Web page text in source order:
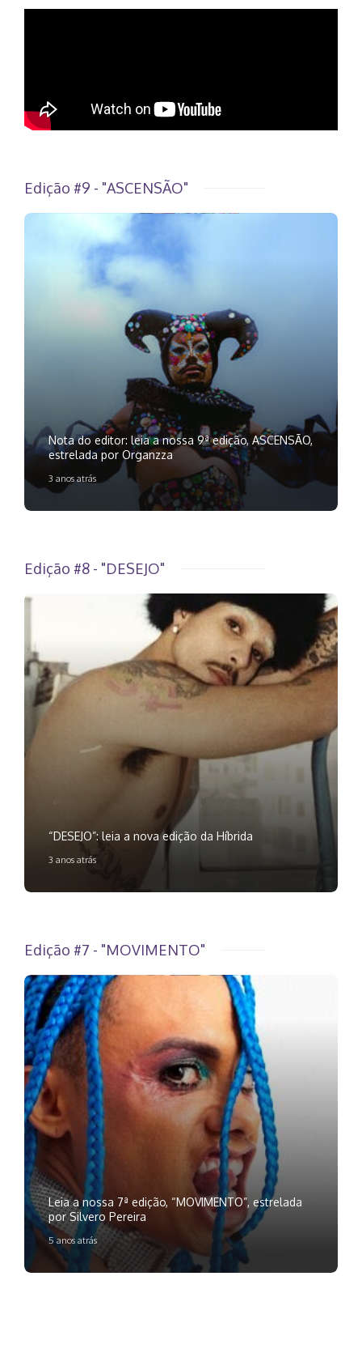
Edição #9 - "ASCENSÃO"
Nota do editor: leia a nossa 9ª edição, ASCENSÃO,
estrelada por Organzza
3 anos atrás
Edição #8 - "DESEJO"
“DESEJO”: leia a nova edição da Híbrida
3 anos atrás
Edição #7 - "MOVIMENTO"
Leia a nossa 7ª edição, “MOVIMENTO”, estrelada
por Silvero Pereira
5 anos atrás